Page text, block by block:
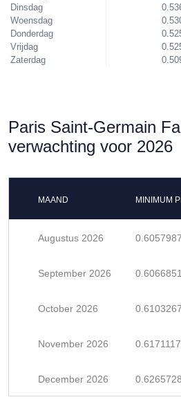
Dinsdag
Woensdag
Donderdag
Vrijdag
Zaterdag
Paris Saint-Germain
verwachting voor 2026
MAAND MINIMUM
Augustus 2026
September 2026
October 2026
November 2026
December 2026